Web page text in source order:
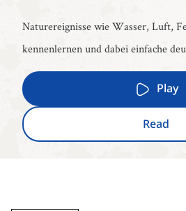
Naturereignisse wie Wasser, Luft,
kennenlernen und dabei einfache
Play
Read